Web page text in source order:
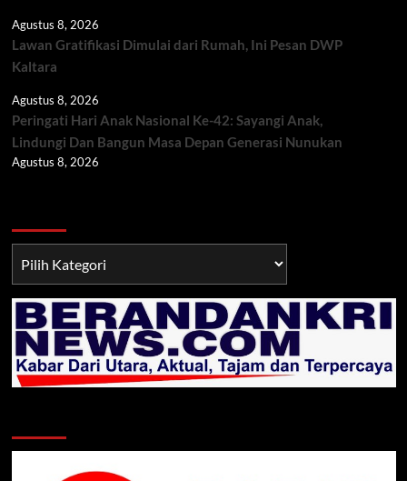
Agustus 8, 2026
Lawan Gratifikasi Dimulai dari Rumah, Ini Pesan DWP
Kaltara
Agustus 8, 2026
Peringati Hari Anak Nasional Ke-42: Sayangi Anak,
Lindungi Dan Bangun Masa Depan Generasi Nunukan
Agustus 8, 2026
TNI/POLRI